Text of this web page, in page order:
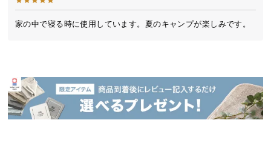
送
料
て
大
型
収納時サイズ
家の中で寝る時に使用しています。夏のキャンプが楽しみです。